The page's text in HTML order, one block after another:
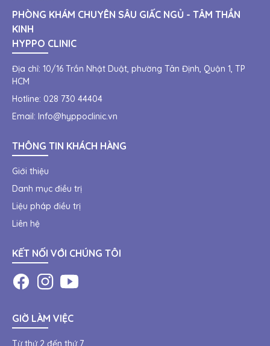
PHÒNG KHÁM CHUYÊN SÂU GIẤC NGỦ - TÂM THẦN
KINH
HYPPO CLINIC
Địa chỉ: 10/16 Trần Nhật Duật, phường Tân Định, Quận 1, TP
HCM
Hotline: 028 730 44404
Email: Info@hyppoclinic.vn
THÔNG TIN KHÁCH HÀNG
Giới thiệu
Danh mục điều trị
Liệu pháp điều trị
Liên hệ
KẾT NỐI VỚI CHÚNG TÔI
GIỜ LÀM VIỆC
Từ thứ 2 đến thứ 7